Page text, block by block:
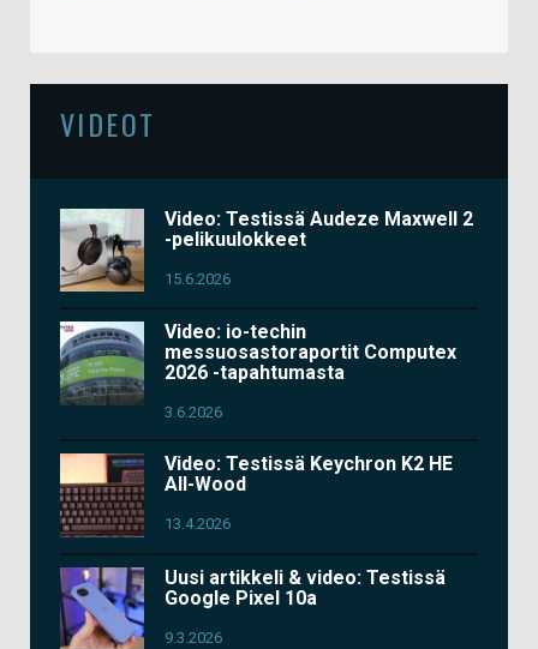
VIDEOT
Video: Testissä Audeze Maxwell 2
-pelikuulokkeet
15.6.2026
Video: io-techin
messuosastoraportit Computex
2026 -tapahtumasta
3.6.2026
Video: Testissä Keychron K2 HE
All-Wood
13.4.2026
Uusi artikkeli & video: Testissä
Google Pixel 10a
9.3.2026